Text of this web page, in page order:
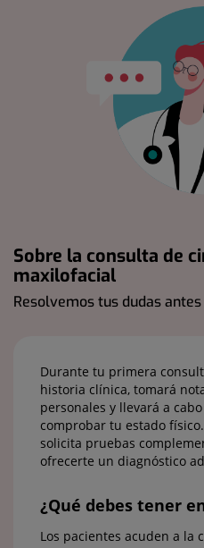
Sobre la consulta de
maxilofacial
Resolvemos tus dudas
Durante tu primera
historia clínica, tomará
personales y llevará a
comprobar tu estado
solicita pruebas
ofrecerte un diagnóstico
¿Qué debes tener
Los pacientes acuden a la